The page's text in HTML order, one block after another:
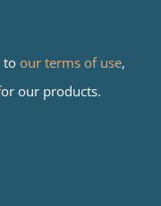
toour terms of use,
our products.